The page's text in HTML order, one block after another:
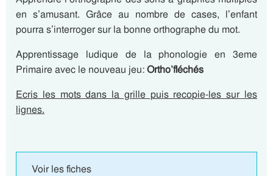
en s’amusant. Grâce au nombre de cases, l’enfant
pourra s’interroger sur la bonne orthographe du mot.
Apprentissage ludique de la phonologie en 3eme
Primaire avec le nouveau jeu:Ortho’fléchés
Ecris les mots dans la grille puis recopie-les sur les
lignes.
Voir les fiches